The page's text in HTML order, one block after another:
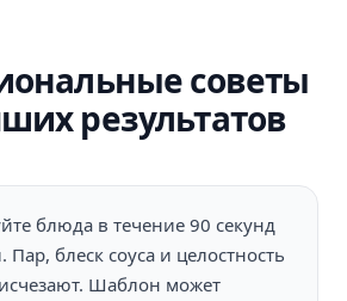
советы
результатов
блюда в течение 90 секунд
Пар, блеск соуса и целостность
Шаблон может